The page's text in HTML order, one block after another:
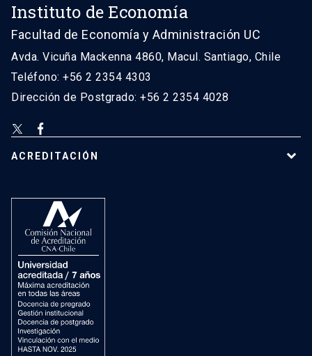
Instituto de Economía
Facultad de Economía y Administración UC
Avda. Vicuña Mackenna 4860, Macul. Santiago, Chile
Teléfono: +56 2 2354 4303
Dirección de Postgrado: +56 2 2354 4028
ACREDITACIÓN